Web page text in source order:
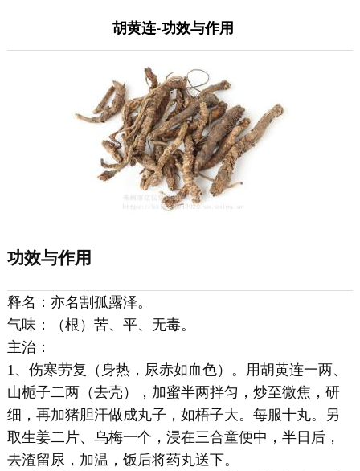
胡黄连-功效与作用
功效与作用
释名：亦名割孤露泽。
气味：（根）苦、平、无毒。
主治：
1、伤寒劳复（身热，尿赤如血色）。用胡黄连一两、
山栀子二两（去壳），加蜜半两拌匀，炒至微焦，研
细，再加猪胆汗做成丸子，如梧子大。每服十丸。另
取生姜二片、乌梅一个，浸在三合童便中，半日后，
去渣留尿，加温，饭后将药丸送下。